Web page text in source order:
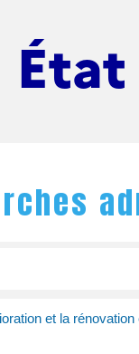
et la rénovation